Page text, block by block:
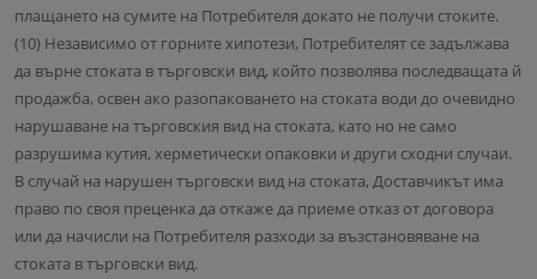
плащането на сумите на Потребителя докато не получи стоките.
(10) Независимо от горните хипотези, Потребителят се задължава
да върне стоката в търговски вид, който позволява последващата й
продажба, освен ако разопаковането на стоката води до очевидно
нарушаване на търговския вид на стоката, като но не само
разрушима кутия, херметически опаковки и други сходни случаи.
В случай на нарушен търговски вид на стоката, Доставчикът има
право по своя преценка да откаже да приеме отказ от договора
или да начисли на Потребителя разходи за възстановяване на
стоката в търговски вид.